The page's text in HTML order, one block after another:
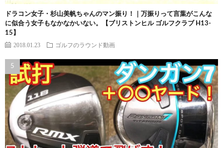
ドラコン女子・杉山美帆ちゃんのマン振り！｜万振りって言葉がこんな
に似合う女子もなかなかいない。【ブリストンヒル ゴルフクラブ H13-
15】
2018.01.23 ゴルフのラウンド動画